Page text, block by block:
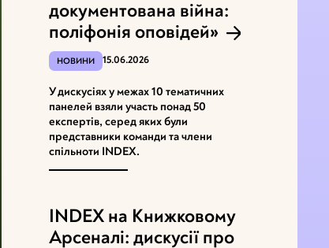
документована війна:
поліфонія оповідей»
НОВИНИ 15.06.2026
У дискусіях у межах 10 тематичних
панелей взяли участь понад 50
експертів, серед яких були
представники команди та члени
спільноти INDEX.
INDEX на Книжковому
Арсеналі: дискусії про